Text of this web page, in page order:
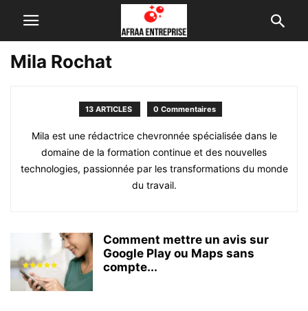
Mila Rochat
13 ARTICLES 0 Commentaires
Mila est une rédactrice chevronnée spécialisée dans le
domaine de la formation continue et des nouvelles
technologies, passionnée par les transformations du monde
du travail.
Comment mettre un avis sur
Google Play ou Maps sans
compte...